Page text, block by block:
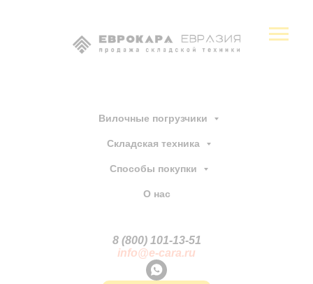
Вилочные погрузчики
Складская техника
Способы покупки
О нас
8 (800) 101-13-51
info@e-cara.ru